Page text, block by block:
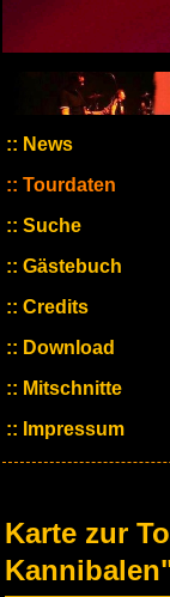
News
Tourdaten
Suche
Gästebuch
Credits
Download
Mitschnitte
Impressum
Karte zur